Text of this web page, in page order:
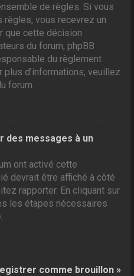
de règles. Si vous
règles, vous recevrez un
que cette décision
du forum, phpBB
du règlement
plus d’informations, veuillez
forum.
des messages à un
ont activé cette
devrait être affiché à côté
rapporter. En cliquant sur
les étapes nécessaires
comme brouillon »